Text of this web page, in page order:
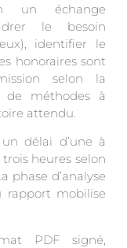
un échange
le besoin
identifier le
honoraires sont
selon la
méthodes à
attendu.
délai d’une à
heures selon
phase d’analyse
mobilise
PDF signé,